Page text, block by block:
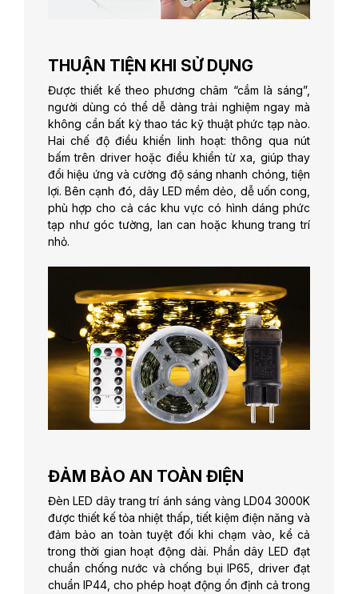
THUẬN TIỆN KHI SỬ DỤNG
Được thiết kế theo phương châm “cắm là sáng”,
người dùng có thể dễ dàng trải nghiệm ngay mà
không cần bất kỳ thao tác kỹ thuật phức tạp nào.
Hai chế độ điều khiển linh hoạt: thông qua nút
bấm trên driver hoặc điều khiển từ xa, giúp thay
đổi hiệu ứng và cường độ sáng nhanh chóng, tiện
lợi. Bên cạnh đó, dây LED mềm dẻo, dễ uốn cong,
phù hợp cho cả các khu vực có hình dáng phức
tạp như góc tường, lan can hoặc khung trang trí
nhỏ.
ĐẢM BẢO AN TOÀN ĐIỆN
Đèn LED dây trang trí ánh sáng vàng LD04 3000K
được thiết kế tỏa nhiệt thấp, tiết kiệm điện năng và
đảm bảo an toàn tuyệt đối khi chạm vào, kể cả
trong thời gian hoạt động dài. Phần dây LED đạt
chuẩn chống nước và chống bụi IP65, driver đạt
chuẩn IP44, cho phép hoạt động ổn định cả trong